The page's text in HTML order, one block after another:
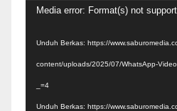
Pemutar
Media error: Format(s) not
Unduh Berkas: https://
content/uploads/2025/07/WhatsApp-
_=4
Unduh Berkas: https://